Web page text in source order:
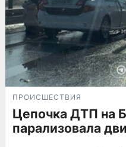
ПРОИСШЕСТВИЯ
Цепочка ДТП на
парализовала